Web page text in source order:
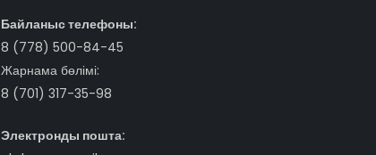
Байланыс телефоны:
8 (778) 500-84-45
Жарнама бөлімі:
8 (701) 317-35-98
Электронды пошта: